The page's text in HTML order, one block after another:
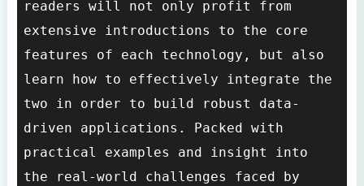
readers will not only profit from
extensive introductions to the core
features of each technology, but also
learn how to effectively integrate the
two in order to build robust data-
driven applications. Packed with
practical examples and insight into
the real-world challenges faced by